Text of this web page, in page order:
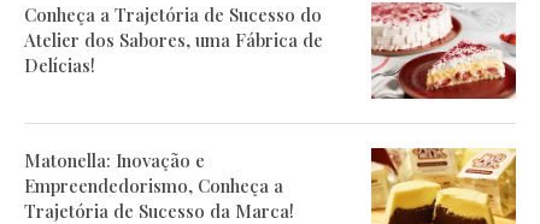
Conheça a Trajetória de Sucesso do
Atelier dos Sabores, uma Fábrica de
Delícias!
Matonella: Inovação e
Empreendedorismo, Conheça a
Trajetória de Sucesso da Marca!